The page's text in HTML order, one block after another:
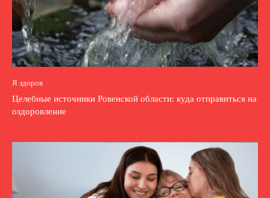
Я здоров
Целебные источники Ровенской области: куда отправиться на
оздоровление